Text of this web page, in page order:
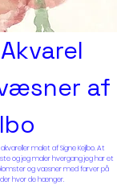
af
malet af Signe Kejlbo. At
og jeg maler hvergang jeg har et
og væsner med farver på
hvor de hænger.